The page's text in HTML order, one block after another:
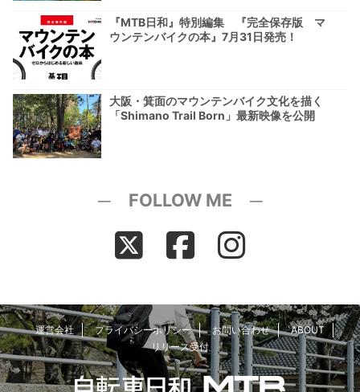
『MTB日和』特別編集 『完全保存版 マ
ウンテンバイクの本』7月31日発売！
大阪・箕面のマウンテンバイク文化を描く
「Shimano Trail Born」最新映像を公開
─ FOLLOW ME ─
運営会社 プライバシーポリシー お問い合わせ
ABOUT
リリース受付